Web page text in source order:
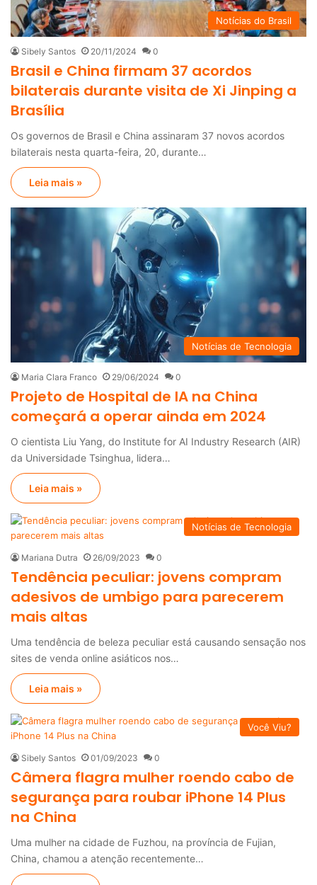
Notícias do Brasil
Sibely Santos 20/11/2024 0
Brasil e China firmam 37 acordos
bilaterais durante visita de Xi Jinping a
Brasília
Os governos de Brasil e China assinaram 37 novos acordos
bilaterais nesta quarta-feira, 20, durante…
Leia mais »
Notícias de Tecnologia
Maria Clara Franco 29/06/2024 0
Projeto de Hospital de IA na China
começará a operar ainda em 2024
O cientista Liu Yang, do Institute for AI Industry Research (AIR)
da Universidade Tsinghua, lidera…
Leia mais »
Notícias de Tecnologia
Mariana Dutra 26/09/2023 0
Tendência peculiar: jovens compram
adesivos de umbigo para parecerem
mais altas
Uma tendência de beleza peculiar está causando sensação nos
sites de venda online asiáticos nos…
Leia mais »
Você Viu?
Sibely Santos 01/09/2023 0
Câmera flagra mulher roendo cabo de
segurança para roubar iPhone 14 Plus
na China
Uma mulher na cidade de Fuzhou, na província de Fujian,
China, chamou a atenção recentemente…